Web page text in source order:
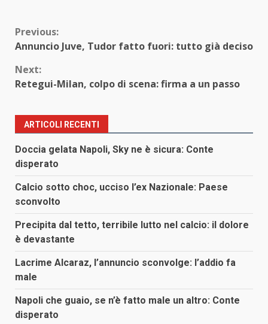
Continue
Previous:
Annuncio Juve, Tudor fatto fuori: tutto già deciso
Next:
Retegui-Milan, colpo di scena: firma a un passo
ARTICOLI RECENTI
Doccia gelata Napoli, Sky ne è sicura: Conte
disperato
Calcio sotto choc, ucciso l’ex Nazionale: Paese
sconvolto
Precipita dal tetto, terribile lutto nel calcio: il dolore
è devastante
Lacrime Alcaraz, l’annuncio sconvolge: l’addio fa
male
Napoli che guaio, se n’è fatto male un altro: Conte
disperato